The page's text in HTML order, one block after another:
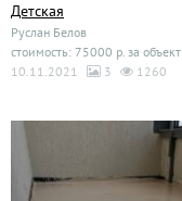
Детская
Руслан Белов
стоимость: 75000 р. за объект
10.11.2021
3 1260